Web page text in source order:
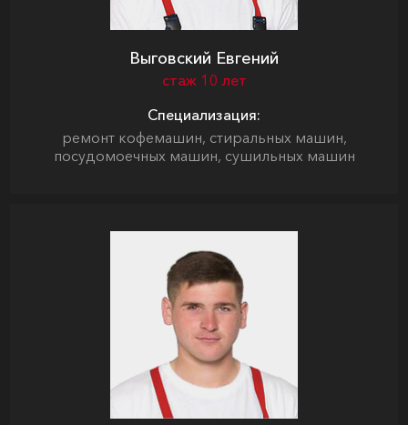
Выговский Евгений
стаж 10 лет
Специализация:
ремонт кофемашин, стиральных машин,
посудомоечных машин, сушильных машин